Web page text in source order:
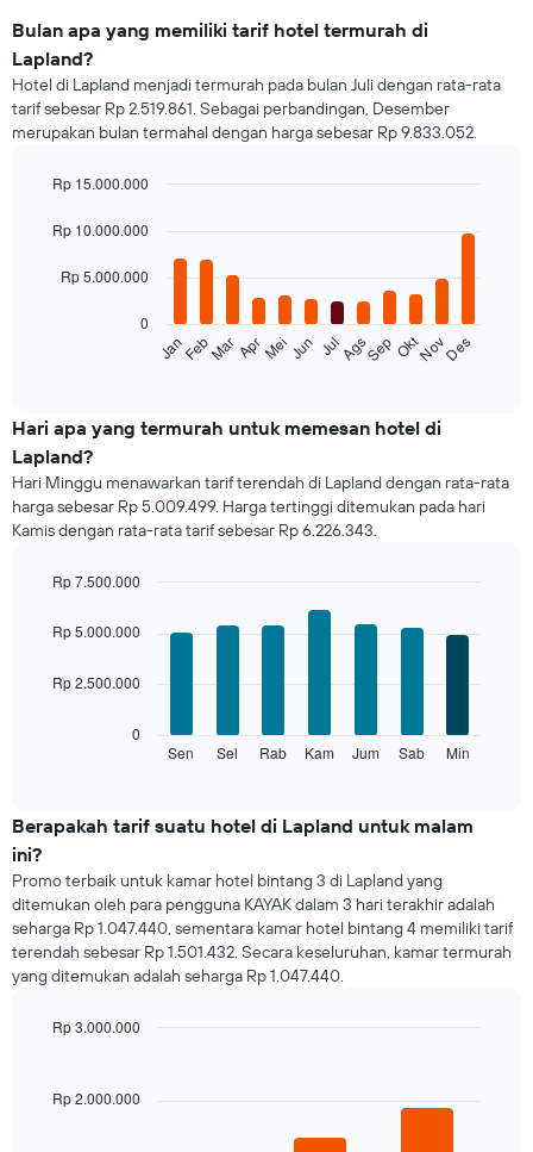
Bulan apa yang memiliki tarif hotel termurah di
Lapland?
Hotel di Lapland menjadi termurah pada bulan Juli dengan rata-rata
tarif sebesar Rp 2.519.861. Sebagai perbandingan, Desember
merupakan bulan termahal dengan harga sebesar Rp 9.833.052.
chart
bars.
rata
harga
dari
sebuah
kamar
untuk
bulannya
ini
sumbu
ini
memiliki
1
sumbu
Y
yang
menampilkan
rata-
harga
graphic.
JanFebMar AprMeiJun JulAgsSepOktNovDes
0
Rp 5.000.000
Rp 10.000.000
Rp 15.000.000
Hari apa yang termurah untuk memesan hotel di
Lapland?
Hari Minggu menawarkan tarif terendah di Lapland dengan rata-rata
harga sebesar Rp 5.009.499. Harga tertinggi ditemukan pada hari
Kamis dengan rata-rata tarif sebesar Rp 6.226.343.
chart
with
bars.
rata
harga
untuk
setiap
hari
Grafik
ini
yang
menampilkan
graphic.
Sen Sel Rab Kam Jum Sab Min
0
Rp 2.500.000
Rp 5.000.000
Rp 7.500.000
Berapakah tarif suatu hotel di Lapland untuk malam
ini?
Promo terbaik untuk kamar hotel bintang 3 di Lapland yang
ditemukan oleh para pengguna KAYAK dalam 3 hari terakhir adalah
seharga Rp 1.047.440, sementara kamar hotel bintang 4 memiliki tarif
terendah sebesar Rp 1.501.432. Secara keseluruhan, kamar termurah
yang ditemukan adalah seharga Rp 1.047.440.
with
Rp 2.000.000
Rp 3.000.000